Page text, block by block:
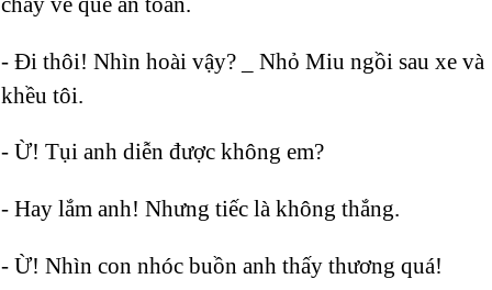
- Đi thôi! Nhìn hoài vậy? _ Nhỏ Miu ngồi sau xe và
khều tôi.
- Ừ! Tụi anh diễn được không em?
- Hay lắm anh! Nhưng tiếc là không thắng.
- Ừ! Nhìn con nhóc buồn anh thấy thương quá!